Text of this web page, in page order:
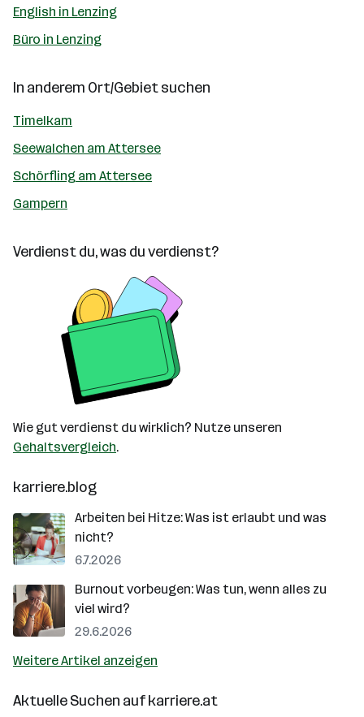
English in Lenzing
Büro in Lenzing
In anderem Ort/Gebiet suchen
Timelkam
Seewalchen am Attersee
Schörfling am Attersee
Gampern
Verdienst du, was du verdienst?
Wie gut verdienst du wirklich? Nutze unseren
Gehaltsvergleich.
karriere.blog
Arbeiten bei Hitze: Was ist erlaubt und was
nicht?
6.7.2026
Burnout vorbeugen: Was tun, wenn alles zu
viel wird?
29.6.2026
Weitere Artikel anzeigen
Aktuelle Suchen aufkarriere.at